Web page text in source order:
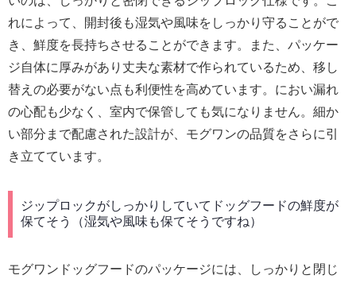
れによって、開封後も湿気や風味をしっかり守ることがで
き、鮮度を長持ちさせることができます。また、パッケー
ジ自体に厚みがあり丈夫な素材で作られているため、移し
替えの必要がない点も利便性を高めています。におい漏れ
の心配も少なく、室内で保管しても気になりません。細か
い部分まで配慮された設計が、モグワンの品質をさらに引
き立てています。
ジップロックがしっかりしていてドッグフードの鮮度が
保てそう（湿気や風味も保てそうですね）
モグワンドッグフードのパッケージには、しっかりと閉じ